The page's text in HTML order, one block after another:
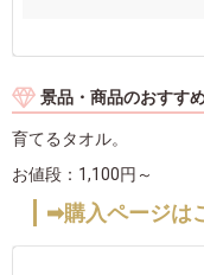
景品・商品のおすす
育てるタオル。
お値段：1,100円～
➡購入ページは